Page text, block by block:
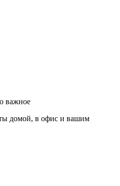
важное
домой, в офис и вашим